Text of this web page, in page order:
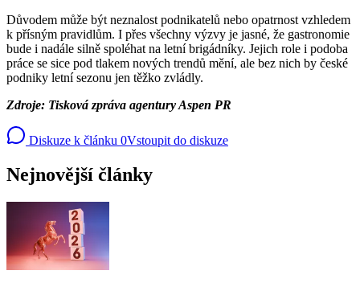
Důvodem může být neznalost podnikatelů nebo opatrnost vzhledem
k přísným pravidlům. I přes všechny výzvy je jasné, že gastronomie
bude i nadále silně spoléhat na letní brigádníky. Jejich role i podoba
práce se sice pod tlakem nových trendů mění, ale bez nich by české
podniky letní sezonu jen těžko zvládly.
Zdroje: Tisková zpráva agentury Aspen PR
Diskuze k článku 0Vstoupit do diskuze
Nejnovější články